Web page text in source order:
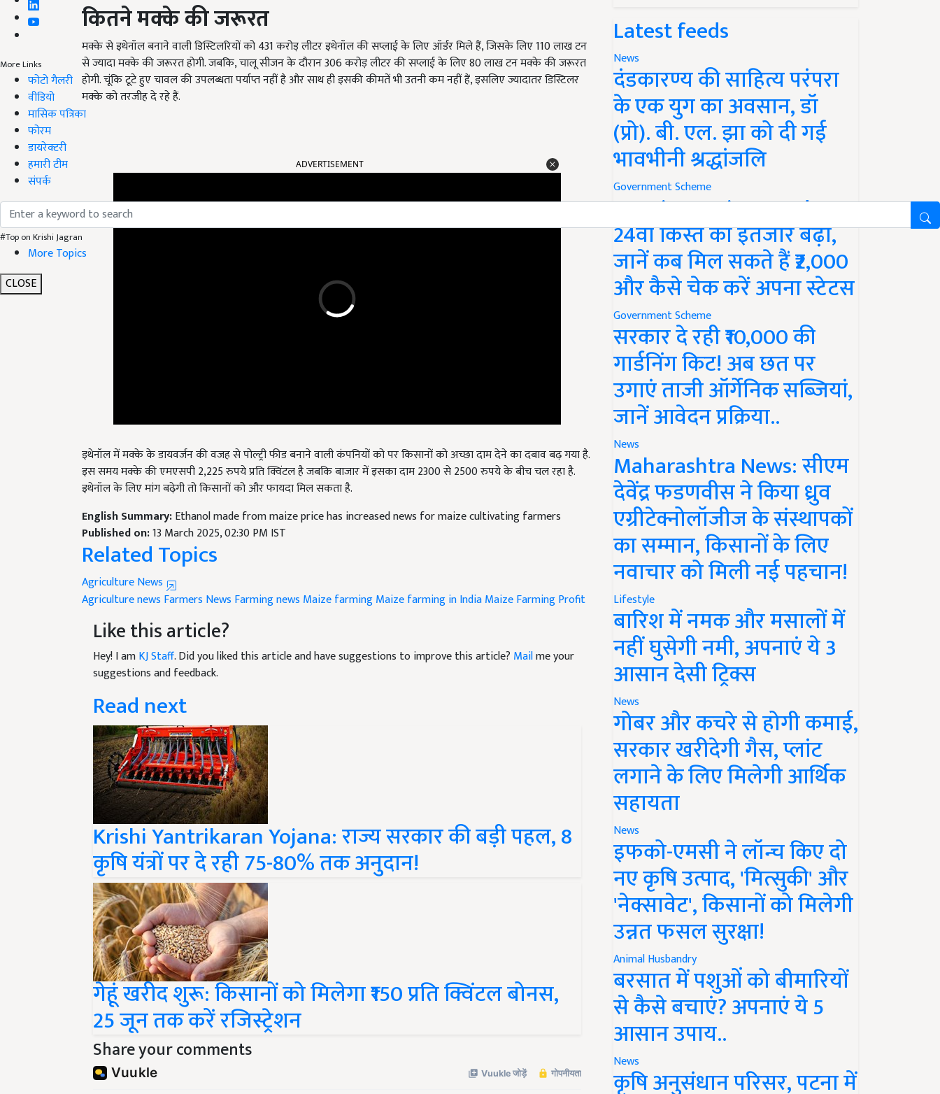
More Links
फोटो गैलरी
वीडियो
मासिक पत्रिका
फोरम
डायरेक्टरी
हमारी टीम
संपर्क
#Top on Krishi Jagran
More Topics
CLOSE
क‍ितने मक्के की जरूरत
मक्के से इथेनॉल बनाने वाली डिस्टिलरियों को 431 करोड़ लीटर इथेनॉल की सप्लाई के लिए ऑर्डर मिले हैं, जिसके लिए 110 लाख टन
से ज्यादा मक्के की जरूरत होगी. जबक‍ि, चालू सीजन के दौरान 306 करोड़ लीटर की सप्लाई के लिए 80 लाख टन मक्के की जरूरत
होगी. चूंकि टूटे हुए चावल की उपलब्धता पर्याप्त नहीं है और साथ ही इसकी कीमतें भी उतनी कम नहीं हैं, इसलिए ज्यादातर डिस्टिलर
मक्के को तरजीह दे रहे हैं.
इस समय मक्के की एमएसपी 2,225 रुपये प्रत‍ि क्व‍िंटल है जबक‍ि बाजार में इसका दाम 2300 से 2500 रुपये के बीच चल रहा है.
इथेनॉल के ल‍िए मांग बढ़ेगी तो क‍िसानों को और फायदा म‍िल सकता है.
English Summary:
Published on:13 March 2025, 02:30 PM IST
Related Topics
Agriculture News
Agriculture news Farmers News
Like this article?
Hey! I amKJ Staff. Did you liked this article and have suggestions to improve this article?
suggestions and feedback.
Read next
Krishi Yantrikaran Yojana: राज्य सरकार की बड़ी पहल, 8
कृषि यंत्रों पर दे रही 75-80% तक अनुदान!
गेहूं खरीद शुरू: किसानों को मिलेगा ₹150 प्रति क्विंटल बोनस,
25 जून तक करें रजिस्ट्रेशन
Share your comments
Latest feeds
News
दंडकारण्य की साहित्य परंपरा
के एक युग का अवसान, डॉ
(प्रो). बी. एल. झा को दी गई
भावभीनी श्रद्धांजलि
Government Scheme
PM Kisan Yojana Update:
24वीं किस्त का इंतजार बढ़ा,
जानें कब मिल सकते हैं ₹2,000
और कैसे चेक करें अपना स्टेटस
Government Scheme
सरकार दे रही ₹10,000 की
गार्डनिंग किट! अब छत पर
उगाएं ताजी ऑर्गेनिक सब्जियां,
जानें आवेदन प्रक्रिया..
News
Maharashtra News: सीएम
देवेंद्र फडणवीस ने किया ध्रुव
एग्रीटेक्नोलॉजीज के संस्थापकों
का सम्मान, किसानों के लिए
नवाचार को मिली नई पहचान!
Lifestyle
बारिश में नमक और मसालों में
नहीं घुसेगी नमी, अपनाएं ये 3
आसान देसी ट्रिक्स
News
गोबर और कचरे से होगी कमाई,
सरकार खरीदेगी गैस, प्लांट
लगाने के लिए मिलेगी आर्थिक
सहायता
News
इफको-एमसी ने लॉन्च किए दो
नए कृषि उत्पाद, 'मित्सुकी' और
'नेक्सावेट', किसानों को मिलेगी
उन्नत फसल सुरक्षा!
Animal Husbandry
बरसात में पशुओं को बीमारियों
से कैसे बचाएं? अपनाएं ये 5
आसान उपाय..
News
कृषि अनुसंधान परिसर, पटना में